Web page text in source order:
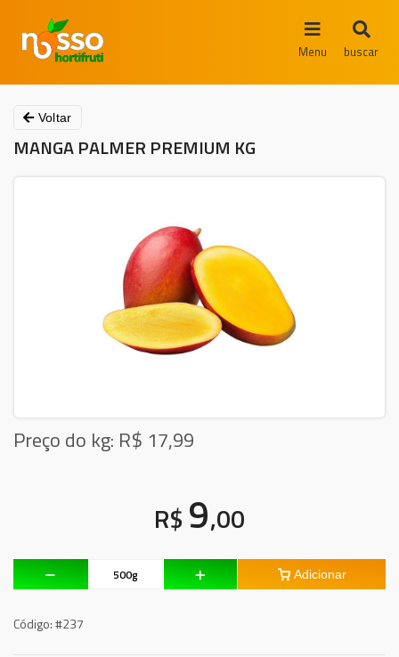
Menu buscar
Voltar
MANGA PALMER PREMIUM KG
Preço do kg: R$ 17,99
R$ 9,00
Adicionar
Código:#237